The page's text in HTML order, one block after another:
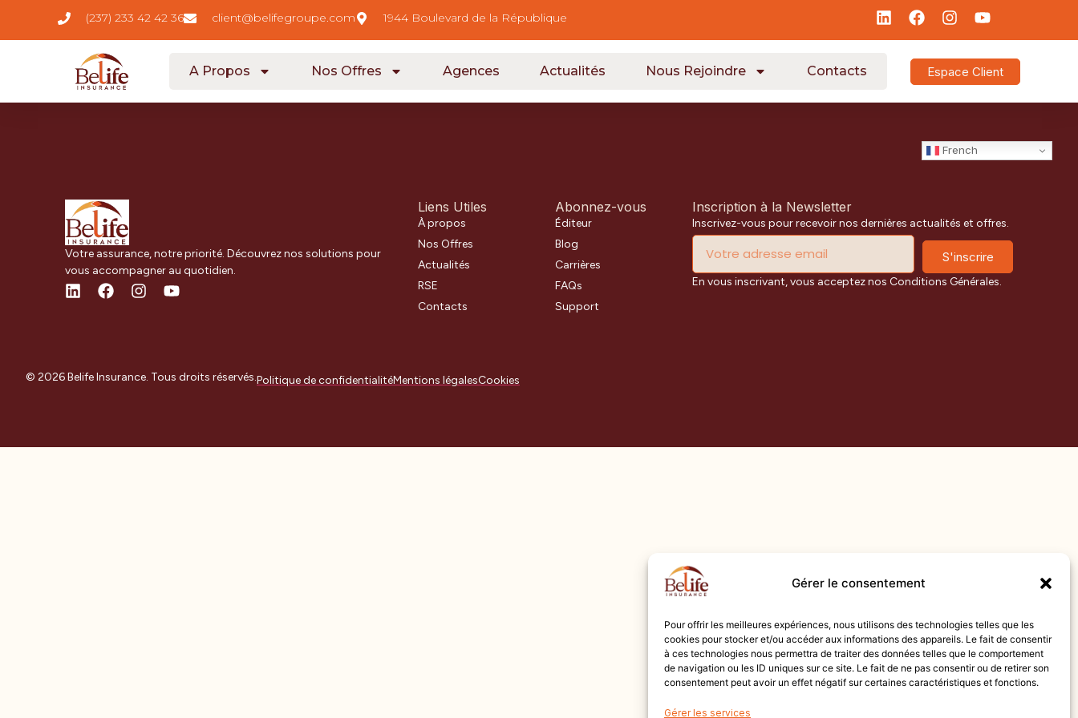
Gérer le consentement
Pour offrir les meilleures expériences, nous utilisons des technologies telles que les
cookies pour stocker et/ou accéder aux informations des appareils. Le fait de consentir
à ces technologies nous permettra de traiter des données telles que le comportement
de navigation ou les ID uniques sur ce site. Le fait de ne pas consentir ou de retirer son
consentement peut avoir un effet négatif sur certaines caractéristiques et fonctions.
Gérer les services
(237) 233 42 42 36 client@belifegroupe.com 1944 Boulevard de la République
A Propos Nos Offres Agences Actualités Nous Rejoindre Contacts Espace Client
French
Votre assurance, notre priorité. Découvrez nos solutions pour
vous accompagner au quotidien.
Liens Utiles
À propos
Nos Offres
Actualités
RSE
Contacts
Abonnez-vous
Éditeur
Blog
Carrières
FAQs
Support
Inscription à la Newsletter
Inscrivez-vous pour recevoir nos dernières actualités et offres.
S'inscrire
En vous inscrivant, vous acceptez nos Conditions Générales.
© 2026 Belife Insurance. Tous droits réservés.Politique de confidentialitéMentions légalesCookies